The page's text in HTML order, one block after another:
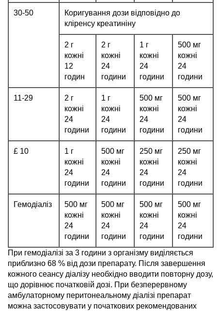
30-50
Коригування дози відповідно до
кліренсу креатиніну
2 г
кожні
12
годин
2 г
кожні
24
години
1 г
кожні
24
години
500 мг
кожні
24
години
11-29
2 г
кожні
24
години
1 г
кожні
24
години
500 мг
кожні
24
години
500 мг
кожні
24
години
£ 10
1 г
кожні
24
години
500 мг
кожні
24
години
250 мг
кожні
24
години
250 мг
кожні
24
години
Гемодіаліз
500 мг
кожні
24
години
500 мг
кожні
24
години
500 мг
кожні
24
години
500 мг
кожні
24
години
При гемодіалізі за 3 години з організму виділяється
приблизно 68 % від дози препарату. Після завершення
кожного сеансу діалізу необхідно вводити повторну дозу,
що дорівнює початковій дозі. При безперервному
амбулаторному перитонеальному діалізі препарат
можна застосовувати у початкових рекомендованих